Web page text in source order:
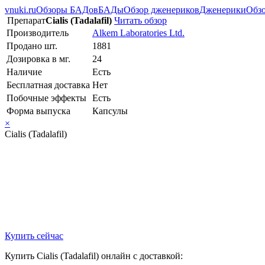
vnuki.ruОбзоры БАДовБАДыОбзор дженериковДженерики
ПрепаратCialis (Tadalafil) Читать обзор
Производитель
Alkem Laboratories Ltd.
Продано шт.
1881
Дозировка в мг.
24
Наличие
Есть
Бесплатная доставка Нет
Побочные эффекты Есть
Форма выпуска
Капсулы
×
Cialis (Tadalafil)
Купить сейчас
Купить Cialis (Tadalafil) онлайн с доставкой: